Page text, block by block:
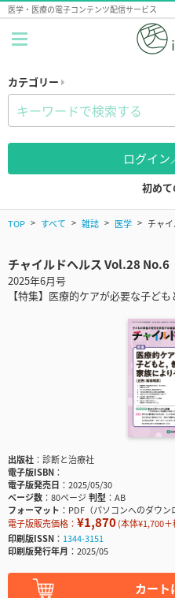
医学・医療の電子コンテンツ配信サービス
カテゴリー
ログイン
初め
TOP すべて 雑誌 医学 チャ
チャイルドヘルス Vol.28 No.6
2025年6月号
【特集】医療的ケアが必要な子ど
出版社
診断と治療社
電子版ISBN
電子版発売日
2025/05/30
ページ数
80ページ判型
AB
フォーマット
PDF（パソコンへのダウン
電子版販売価格： ¥1,870(本体¥1,700
印刷版ISSN
1344-3151
印刷版発行年月
2025/05
カート